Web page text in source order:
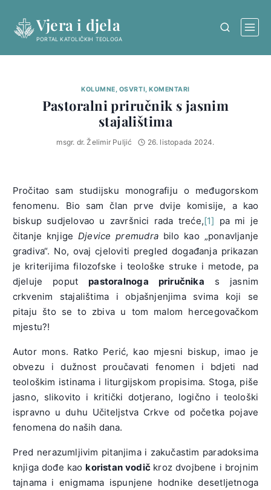
content
Vjera i djela
PORTAL KATOLIČKIH TEOLOGA
KOLUMNE, OSVRTI, KOMENTARI
Pastoralni priručnik s jasnim
stajalištima
msgr. dr. Želimir Puljić 26. listopada 2024.
Pročitao sam studijsku monografiju o međugorskom
fenomenu. Bio sam član prve dvije komisije, a kao
biskup sudjelovao u završnici rada treće,[1] pa mi je
čitanje knjigeDjevice premudrabilo kao „ponavljanje
gradiva“. No, ovaj cjeloviti pregled događanja prikazan
je kriterijima filozofske i teološke struke i metode, pa
djeluje poputpastoralnoga priručnika s jasnim
crkvenim stajalištima i objašnjenjima svima koji se
pitaju što se to zbiva u tom malom hercegovačkom
mjestu?!
Autor mons. Ratko Perić, kao mjesni biskup, imao je
obvezu i dužnost proučavati fenomen i bdjeti nad
teološkim istinama i liturgijskom propisima. Stoga, piše
jasno, slikovito i kritički dotjerano, logično i teološki
ispravno u duhu Učiteljstva Crkve od početka pojave
fenomena do naših dana.
Pred nerazumljivim pitanjima i zakučastim paradoksima
knjiga dođe kaokoristan vodič kroz dvojbene i brojnim
tajnama i enigmama ispunjene hodnike desetljetnoga